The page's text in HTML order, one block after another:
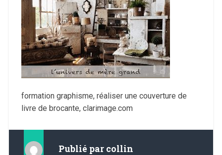
formation graphisme, réaliser une couverture de
livre de brocante, clarimage.com
Publié par collin